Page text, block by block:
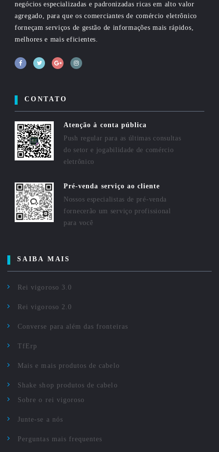
negócios especializadas e padronizadas ricas em alto valor
agregado, para que os comerciantes de comércio eletrônico
forneçam serviços de gestão de informações mais rápidos,
melhores e mais eficientes.
CONTATO
Atenção à conta pública
Push regular para as últimas consultas
do setor e jogabilidade de comércio
eletrônico
Pré-venda serviço ao cliente
Nossos especialistas de pré-venda
fornecerão um serviço profissional
para você
SAIBA MAIS
Rei vigoroso 3.0
Rei vigoroso 2.0
Converse para além das fronteiras
TfErp
Mais e mais produtos de cabelo
Shake shop produtos de cabelo
Sobre o rei vigoroso
Junte-se a nós
Perguntas mais frequentes